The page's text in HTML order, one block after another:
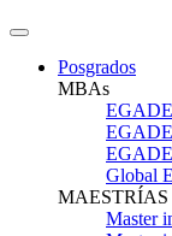
Posgrados
MBAs
Global
MAESTRÍAS
Master